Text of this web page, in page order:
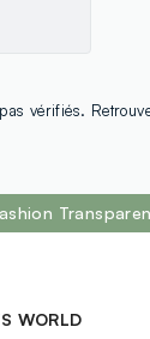
vérifiés.
WORLD